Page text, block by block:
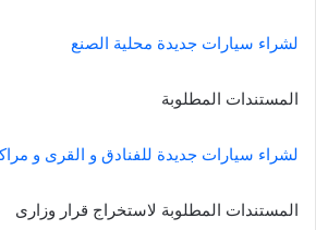
لشراء سيارات جديدة محلية الصنع
المستندات المطلوبة
لشراء سيارات جديدة للفنادق و القرى و
المستندات المطلوبة لاستخراج قرار وزارى